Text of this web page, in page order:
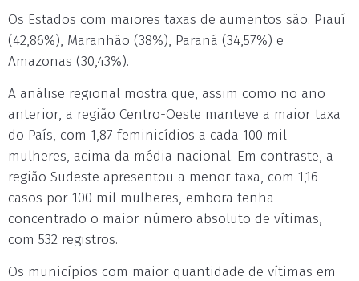
Os Estados com maiores taxas de aumentos são: Piauí
(42,86%), Maranhão (38%), Paraná (34,57%) e
Amazonas (30,43%).
A análise regional mostra que, assim como no ano
anterior, a região Centro-Oeste manteve a maior taxa
do País, com 1,87 feminicídios a cada 100 mil
mulheres, acima da média nacional. Em contraste, a
região Sudeste apresentou a menor taxa, com 1,16
casos por 100 mil mulheres, embora tenha
concentrado o maior número absoluto de vítimas,
com 532 registros.
Os municípios com maior quantidade de vítimas em